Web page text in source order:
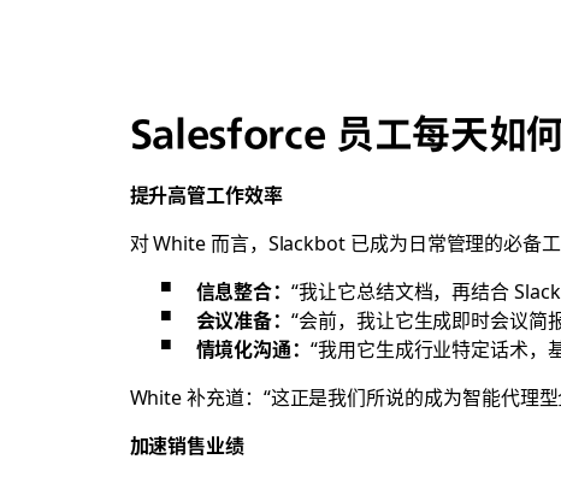
Salesforce 员工每天如
提升高管工作效率
对 White 而言，Slackbot 已成为日常管理的必备
信息整合：“我让它总结文档，再结合
会议准备：“会前，我让它生成即时会议简
情境化沟通：“我用它生成行业特定话术，
White 补充道：“这正是我们所说的成为智能代理
加速销售业绩